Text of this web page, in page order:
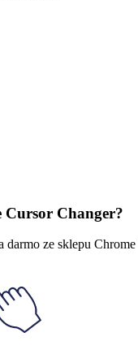
Cursor Changer?
darmo ze sklepu